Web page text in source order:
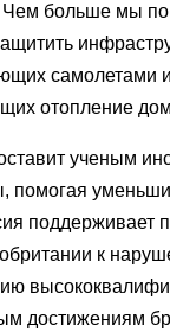
Чем больше мы
самолетами
отопление
ученым
помогая
поддерживает
к
достижениям